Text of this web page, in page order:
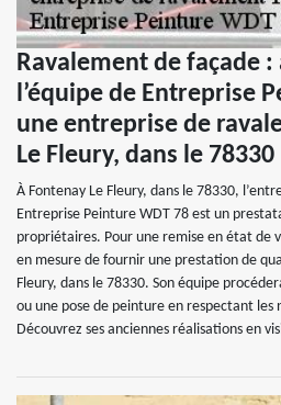
Ravalement de façade :
l’équipe de Entreprise
une entreprise de
Le Fleury, dans le 78330
À Fontenay Le Fleury, dans le 78330,
Entreprise Peinture WDT 78 est un
propriétaires. Pour une remise en état de
en mesure de fournir une prestation de
Fleury, dans le 78330. Son équipe
ou une pose de peinture en respectant les
Découvrez ses anciennes réalisations en